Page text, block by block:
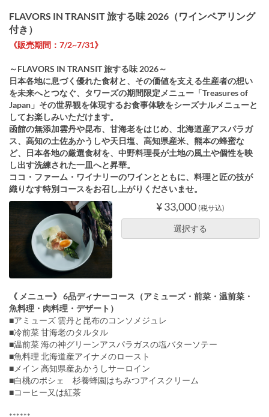
FLAVORS IN TRANSIT 旅する味 2026（ワインペアリング
付き）
《販売期間：7/2~7/31》
～FLAVORS IN TRANSIT 旅する味 2026～
日本各地に息づく優れた食材と、その価値を支える生産者の想い
を未来へとつなぐ、タワーズの期間限定メニュー「Treasures of
Japan」その世界観を体現するお食事体験をシーズナルメニューと
してお楽しみいただけます。
函館の無添加雲丹や昆布、甘海老をはじめ、北海道産アスパラガ
ス、高知の土佐あかうしや天日塩、高知県産米、熊本の蜂蜜な
ど、日本各地の厳選食材を、中野料理長が土地の風土や個性を映
し出す洗練された一皿へと昇華。
ココ・ファーム・ワイナリーのワインとともに、料理と匠の技が
織りなす特別コースをお召し上がりくださいませ。
¥ 33,000 (税サ込)
選択する
《 メニュー》 6品ディナーコース（アミューズ・前菜・温前菜・
魚料理・肉料理・デザート）
■アミューズ 雲丹と昆布のコンソメジュレ
■冷前菜 甘海老のタルタル
■温前菜 海の神グリーンアスパラガスの塩バターソテー
■魚料理 北海道産アイナメのロースト
■メイン 高知県産あかうしサーロイン
■白桃のポシェ 杉養蜂園はちみつアイスクリーム
■コーヒー又は紅茶